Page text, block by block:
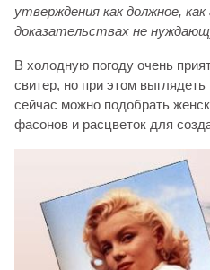
утверждения как должное,
доказательствах не
В холодную погоду очень
свитер, но при этом
сейчас можно подобрать
фасонов и расцветок для